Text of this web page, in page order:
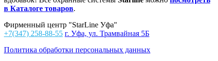
в Каталоге товаров.
Фирменный центр "StarLine Уфа"
+7(347) 258-88-55 г. Уфа, ул. Трамвайная 5Б
Политика обработки персональных данных